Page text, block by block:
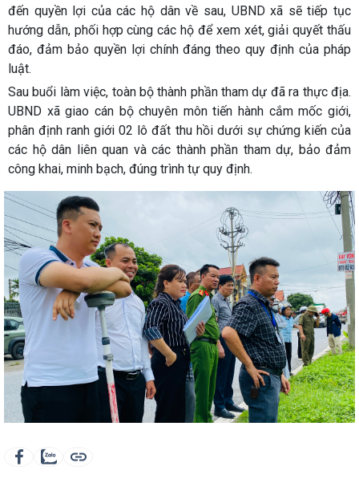
đến quyền lợi của các hộ dân về sau, UBND xã sẽ tiếp tục
hướng dẫn, phối hợp cùng các hộ để xem xét, giải quyết thấu
đáo, đảm bảo quyền lợi chính đáng theo quy định của pháp
luật.
Sau buổi làm việc, toàn bộ thành phần tham dự đã ra thực địa.
UBND xã giao cán bộ chuyên môn tiến hành cắm mốc giới,
phân định ranh giới 02 lô đất thu hồi dưới sự chứng kiến của
các hộ dân liên quan và các thành phần tham dự, bảo đảm
công khai, minh bạch, đúng trình tự quy định.